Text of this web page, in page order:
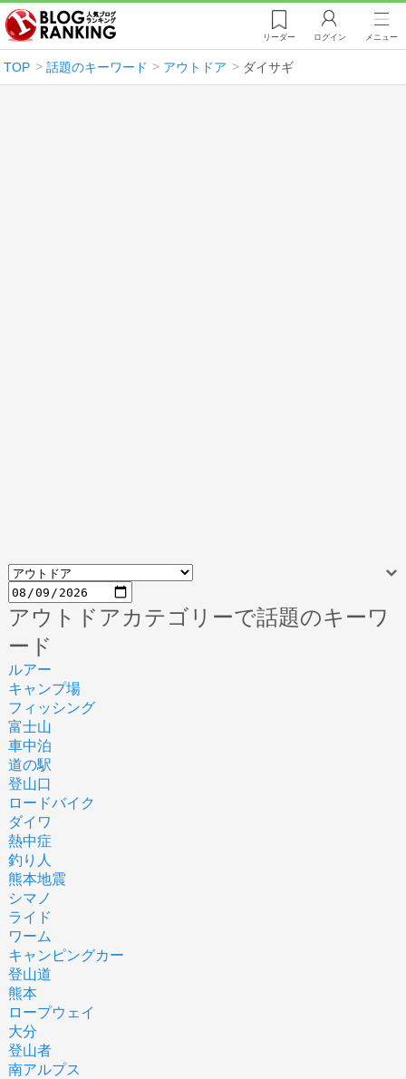
リーダー ログイン メニュー
TOP 話題のキーワード アウトドア ダイサギ
アウトドアカテゴリーで話題のキーワ
ード
ルアー
キャンプ場
フィッシング
富士山
車中泊
道の駅
登山口
ロードバイク
ダイワ
熱中症
釣り人
熊本地震
シマノ
ライド
ワーム
キャンピングカー
登山道
熊本
ロープウェイ
大分
登山者
南アルプス